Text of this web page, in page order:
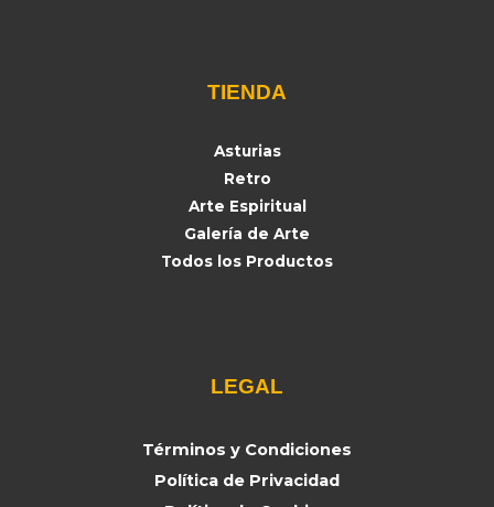
TIENDA
Asturias
Retro
Arte Espiritual
Galería de Arte
Todos los Productos
LEGAL
Términos y Condiciones
Política de Privacidad